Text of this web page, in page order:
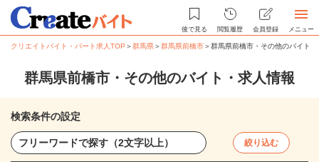
後で見る 閲覧履歴 会員登録 メニュー
クリエイトバイト・パート求人TOP ＞群馬県＞群馬県前橋市＞群馬県前橋市・その他のバイト
群馬県前橋市・その他のバイト・求人情報
検索条件の設定
絞り込む